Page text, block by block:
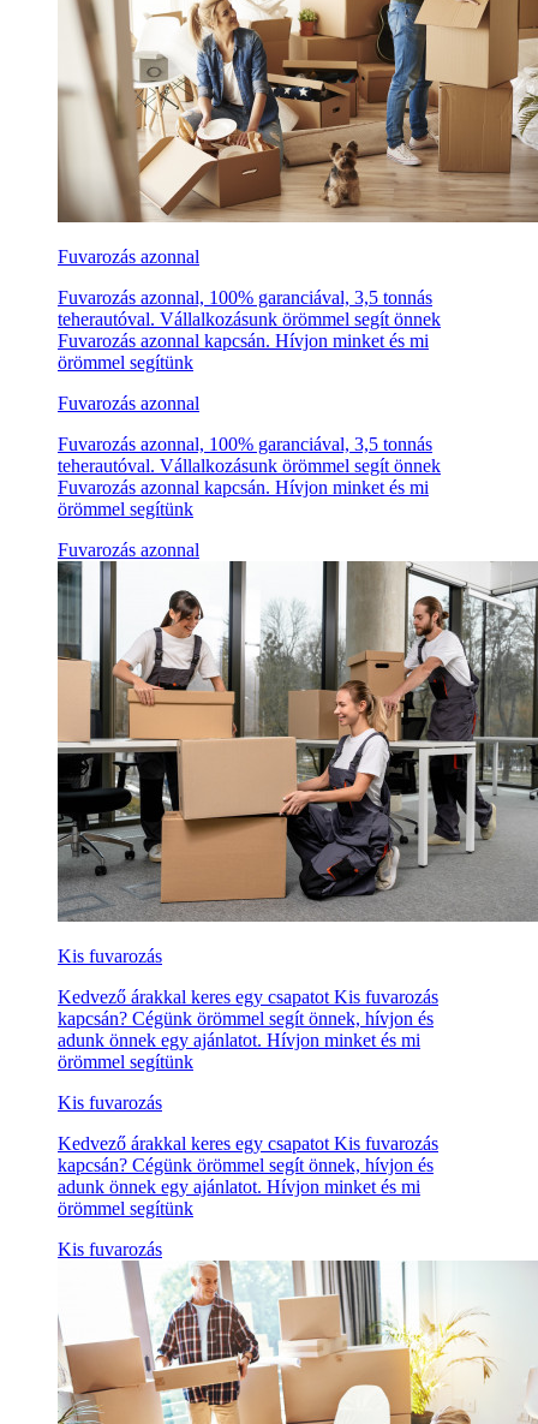
Fuvarozás azonnal
Fuvarozás azonnal, 100% garanciával, 3,5 tonnás
teherautóval. Vállalkozásunk örömmel segít önnek
Fuvarozás azonnal kapcsán. Hívjon minket és mi
örömmel segítünk
Fuvarozás azonnal
Fuvarozás azonnal, 100% garanciával, 3,5 tonnás
teherautóval. Vállalkozásunk örömmel segít önnek
Fuvarozás azonnal kapcsán. Hívjon minket és mi
örömmel segítünk
Fuvarozás azonnal
Kis fuvarozás
Kedvező árakkal keres egy csapatot Kis fuvarozás
kapcsán? Cégünk örömmel segít önnek, hívjon és
adunk önnek egy ajánlatot. Hívjon minket és mi
örömmel segítünk
Kis fuvarozás
Kedvező árakkal keres egy csapatot Kis fuvarozás
kapcsán? Cégünk örömmel segít önnek, hívjon és
adunk önnek egy ajánlatot. Hívjon minket és mi
örömmel segítünk
Kis fuvarozás